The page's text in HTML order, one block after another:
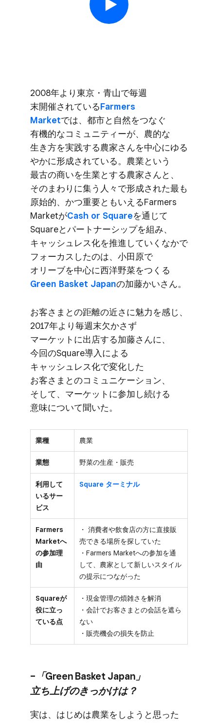
2008年より​東京・青山で​毎週​
末開催されている​Farmers
Marketでは、​都市と​自然を​つなぐ​
有機的な​コミュニティーが、​農的な​
生き方を​実践する​農家さんを​中心に​ゆる​
やかに​形成されている。​農業と​いう​
最古の​商いを​生業と​する​農家さんと、​
その​まわりに​集う​人々で​形成された​最も​
原始的、​かつ重要とも​いえる​Farmers
Marketが​Cash or Squareを​通じて​
Squareと​パートナーシップを​組み、​
キャッシュレス化を​推進していく​なかで​
フォーカスしたのは、​小田原で​
オリーブを​中心に​西洋野菜を​つくる
Green Basket Japanの​加藤かいさん。
お客さまとの​距離の​近さに​魅力を​感じ、​
2017年より​毎週​末欠かさず​
マーケットに​出店する​加藤さんに、​
今回の​Square導入に​よる​
キャッシュレス化で​変化した​
お客さまとの​コミュニケーション、​
そして、​マーケットに​参加し続ける​
意味に​ついて​聞いた。
業種 農業
業態 野菜の生産・販売
利用して
いるサー
ビス
Square ターミナル
Farmers
Marketへ
の参加理
由
・ 消費者や飲食店の方に直接販
売できる場所を探していた
・Farmers Marketへの参加を通
して、農家として新しいスタイル
の提示につながった
Squareが
役に立っ
ている点
・現金管理の煩雑さを解消
・会計でお客さまとの会話を遮ら
ない
・販売機会の損失を防止
–​「Green Basket Japan」​
立ち上げの​きっかけは？
実は、​はじめは​農業を​しようと​思った​